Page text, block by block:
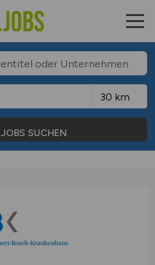
JOBS SUCHEN